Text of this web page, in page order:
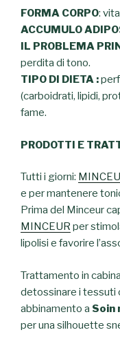
FORMA CORPO:
ACCUMULO
IL PROBLEMA
perdita di tono.
TIPO DI DIETA :
(carboidrati, lipidi,
fame.
PRODOTTI E
Tutti i giorni:
e per mantenere
Prima del Minceur
MINCEUR per
lipolisi e favorire
Trattamento in
detossinare i tessuti
abbinamento a Soin
per una silhouette